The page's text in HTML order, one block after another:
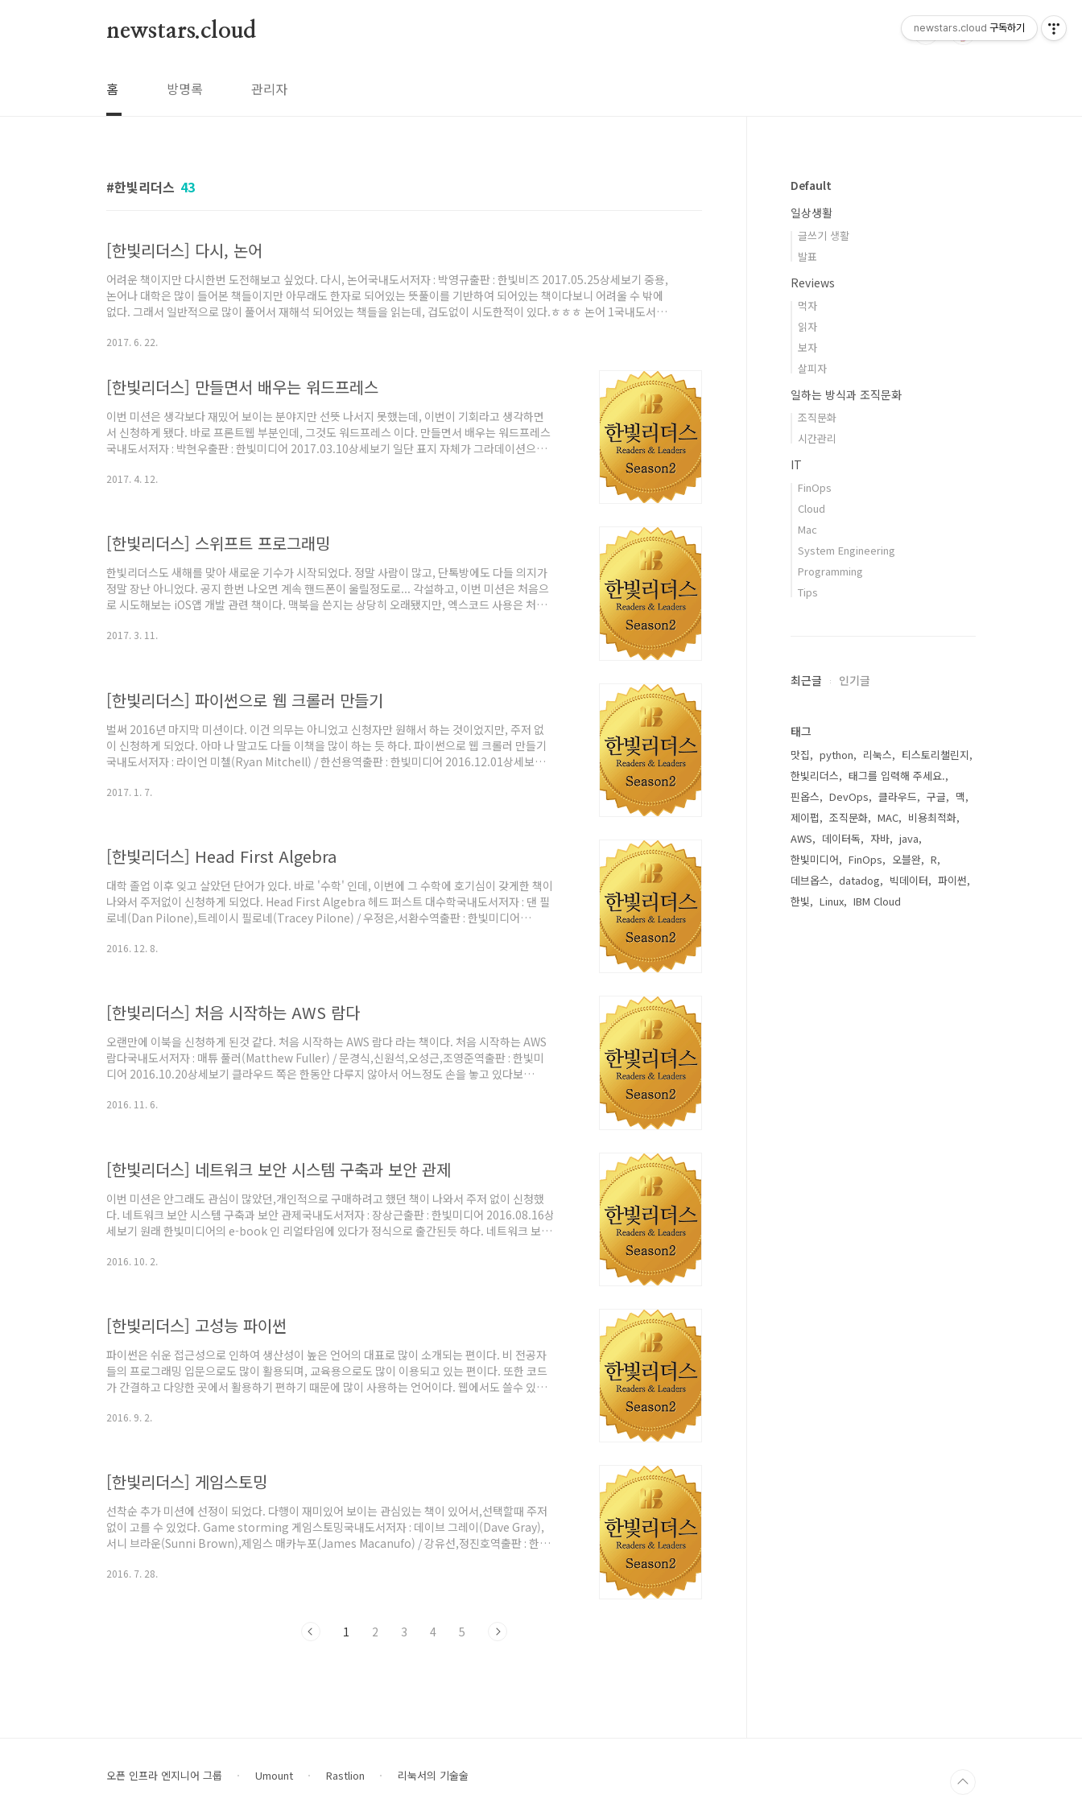
newstars.cloud
홈 방명록 관리자
한빛리더스 43
[한빛리더스] 다시, 논어
어려운 책이지만 다시한번 도전해보고 싶었다. 다시, 논어국내도서저자 : 박영규출판 : 한빛비즈 2017.05.25상세보기 중용,
논어나 대학은 많이 들어본 책들이지만 아무래도 한자로 되어있는 뜻풀이를 기반하여 되어있는 책이다보니 어려울 수 밖에
없다. 그래서 일반적으로 많이 풀어서 재해석 되어있는 책들을 읽는데, 겁도없이 시도한적이 있다.ㅎㅎㅎ 논어 1국내도서저
이 가는 책이 있어서 주저없이 신청하게 되었다. 책 초입에 나오는 "君君, 臣臣, 父父, 子子" (군군, 신신, 부부, 자자)가 참 와
2017. 6. 22.
[한빛리더스] 만들면서 배우는 워드프레스
이번 미션은 생각보다 재밌어 보이는 분야지만 선뜻 나서지 못했는데, 이번이 기회라고 생각하면
서 신청하게 됐다. 바로 프론트웹 부분인데, 그것도 워드프레스 이다. 만들면서 배우는 워드프레스
국내도서저자 : 박현우출판 : 한빛미디어 2017.03.10상세보기 일단 표지 자체가 그라데이션으로
같다. 지금도 티스토리 블로그를 쓰고 있지만, 템플릿은 있는 걸 사용하다보니 실제 CSS나 HTML
2017. 4. 12.
[한빛리더스] 스위프트 프로그래밍
한빛리더스도 새해를 맞아 새로운 기수가 시작되었다. 정말 사람이 많고, 단톡방에도 다들 의지가
정말 장난 아니었다. 공지 한번 나오면 계속 핸드폰이 울릴정도로... 각설하고, 이번 미션은 처음으
로 시도해보는 iOS앱 개발 관련 책이다. 맥북을 쓴지는 상당히 오래됐지만, 엑스코드 사용은 처음
못내고 있었다. swift는 하도 쉽다쉽다 홍보를 하고 있어서 이기회를 삼아 해보자 라고 시작하게
2017. 3. 11.
[한빛리더스] 파이썬으로 웹 크롤러 만들기
벌써 2016년 마지막 미션이다. 이건 의무는 아니었고 신청자만 원해서 하는 것이었지만, 주저 없
이 신청하게 되었다. 아마 나 말고도 다들 이책을 많이 하는 듯 하다. 파이썬으로 웹 크롤러 만들기
국내도서저자 : 라이언 미첼(Ryan Mitchell) / 한선용역출판 : 한빛미디어 2016.12.01상세보기
에 흥미를 가진 분들이 많을 것이라 생각이 된다. 책을 처음 받고서 의외라고 생각했던 부분은, 우
2017. 1. 7.
[한빛리더스] Head First Algebra
대학 졸업 이후 잊고 살았던 단어가 있다. 바로 '수학' 인데, 이번에 그 수학에 호기심이 갖게한 책이
나와서 주저없이 신청하게 되었다. Head First Algebra 헤드 퍼스트 대수학국내도서저자 : 댄 필
로네(Dan Pilone),트레이시 필로네(Tracey Pilone) / 우정은,서환수역출판 : 한빛미디어
는데,대수학은 일반적으로 숫자(arabia)와 문자를 이용한 공식등을 푸는 학문? 인데, 추상대수학
2016. 12. 8.
[한빛리더스] 처음 시작하는 AWS 람다
오랜만에 이북을 신청하게 된것 같다. 처음 시작하는 AWS 람다 라는 책이다. 처음 시작하는 AWS
람다국내도서저자 : 매튜 풀러(Matthew Fuller) / 문경식,신원석,오성근,조영준역출판 : 한빛미
디어 2016.10.20상세보기 클라우드 쪽은 한동안 다루지 않아서 어느정도 손을 놓고 있다보
Web Services 의 약자이다. 흔히 서버를 위해 EC2와 스토리지를 위해 S3를 가장 많이 사용하는
2016. 11. 6.
[한빛리더스] 네트워크 보안 시스템 구축과 보안 관제
이번 미션은 안그래도 관심이 많았던,개인적으로 구매하려고 했던 책이 나와서 주저 없이 신청했
다. 네트워크 보안 시스템 구축과 보안 관제국내도서저자 : 장상근출판 : 한빛미디어 2016.08.16상
세보기 원래 한빛미디어의 e-book 인 리얼타임에 있다가 정식으로 출간된듯 하다. 네트워크 보안
세보기 가면 갈 수록 네트워크가 발전하고, 그에 따라 중요성과 함께 보안에 대한 이슈도 함께 커지
2016. 10. 2.
[한빛리더스] 고성능 파이썬
파이썬은 쉬운 접근성으로 인하여 생산성이 높은 언어의 대표로 많이 소개되는 편이다. 비 전공자
들의 프로그래밍 입문으로도 많이 활용되며, 교육용으로도 많이 이용되고 있는 편이다. 또한 코드
가 간결하고 다양한 곳에서 활용하기 편하기 때문에 많이 사용하는 언어이다. 웹에서도 쓸수 있고
쉽고 모양도 다른 언어에 비해서덜 복잡한 편이다. 그러나 느리다고 정평이 나있는데, 예전 자료지
2016. 9. 2.
[한빛리더스] 게임스토밍
선착순 추가 미션에 선정이 되었다. 다행이 재미있어 보이는 관심있는 책이 있어서,선택할때 주저
없이 고를 수 있었다. Game storming 게임스토밍국내도서저자 : 데이브 그레이(Dave Gray),
서니 브라운(Sunni Brown),제임스 매카누포(James Macanufo) / 강유선,정진호역출판 : 한빛
는데,한빛미디어에서 다시 출간을 한 책이다. 삽화 등이 추가되었다고 하는데, 이전 초판을 본적이
2016. 7. 28.
1 2 3 4 5
Default
일상생활
글쓰기 생활
발표
Reviews
먹자
읽자
보자
살피자
일하는 방식과 조직문화
조직문화
시간관리
IT
FinOps
Cloud
Mac
System Engineering
Programming
Tips
최근글 인기글
태그
맛집 python 리눅스
티스토리챌린지
한빛리더스
태그를 입력해 주세요.
핀옵스
DevOps 클라우드 구글
맥
제이펍
조직문화 MAC
비용최적화
AWS
데이터독 자바
java
한빛미디어
FinOps 오블완
R
데브옵스
datadog 빅데이터
파이썬
한빛
Linux IBM Cloud
오픈 인프라 엔지니어 그룹 Umount Rastlion 리눅서의 기술술
newstars.cloud 구독하기